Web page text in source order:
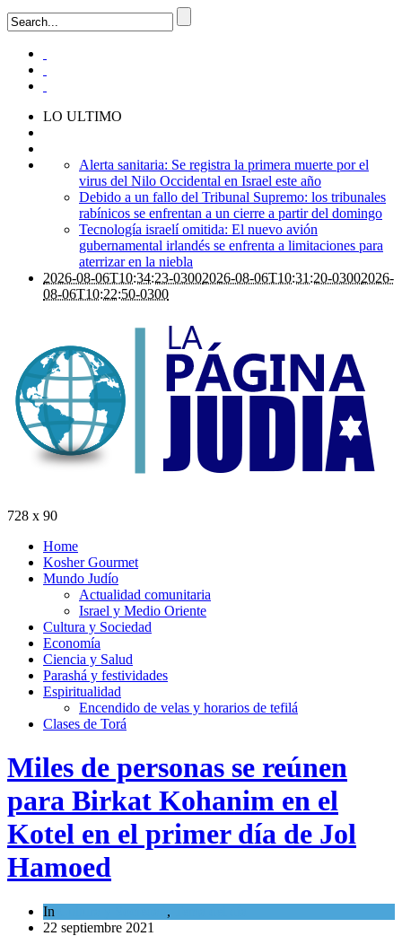
LO ULTIMO
Alerta sanitaria: Se registra la primera muerte por el
virus del Nilo Occidental en Israel este año
Debido a un fallo del Tribunal Supremo: los tribunales
rabínicos se enfrentan a un cierre a partir del domingo
Tecnología israelí omitida: El nuevo avión
gubernamental irlandés se enfrenta a limitaciones para
aterrizar en la niebla
2026-08-06T10:34:23-03002026-08-06T10:31:20-03002026-
08-06T10:22:50-0300
728 x 90
Home
Kosher Gourmet
Mundo Judío
Actualidad comunitaria
Israel y Medio Oriente
Cultura y Sociedad
Economía
Ciencia y Salud
Parashá y festividades
Espiritualidad
Encendido de velas y horarios de tefilá
Clases de Torá
Miles de personas se reúnen
para Birkat Kohanim en el
Kotel en el primer día de Jol
Hamoed
In ,
22 septiembre 2021